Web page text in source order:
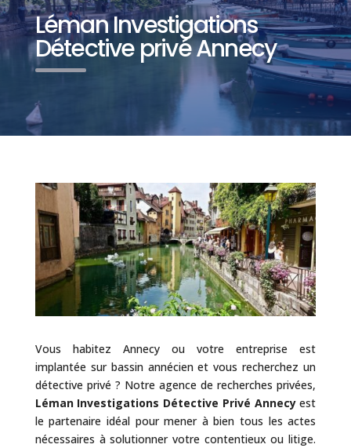
Léman Investigations
Détective privé Annecy
Vous habitez Annecy ou votre entreprise est
implantée sur bassin annécien et vous recherchez un
détective privé ? Notre agence de recherches privées,
Léman Investigations Détective Privé Annecyest
le partenaire idéal pour mener à bien tous les actes
nécessaires à solutionner votre contentieux ou litige.